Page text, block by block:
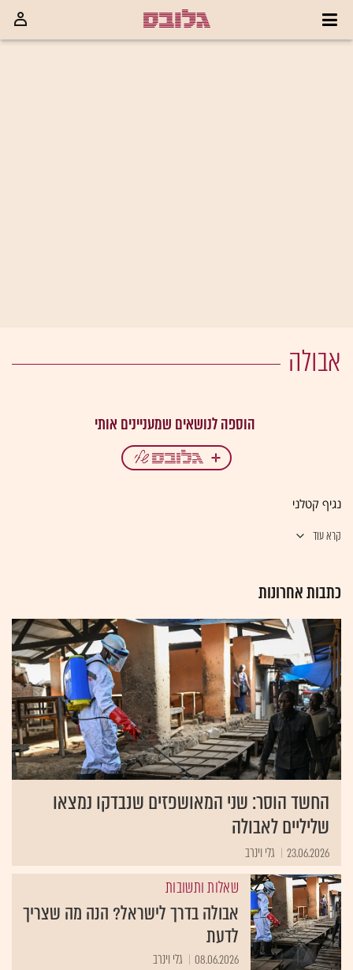
אבולה
נגיף קטלני
קרא עוד
כתבות אחרונות
החשד הוסר: שני המאושפזים שנבדקו נמצאו
שליליים לאבולה
23.06.2026 גלי וינרב
שאלות ותשובות
אבולה בדרך לישראל? הנה מה שצריך
לדעת
08.06.2026 גלי וינרב